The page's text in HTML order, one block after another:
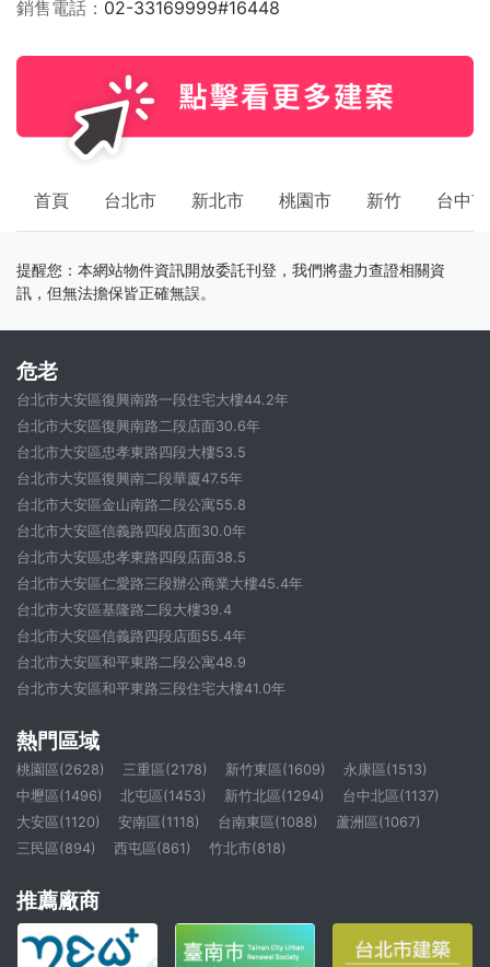
銷售電話
02-33169999#16448
首頁 台北市 新北市 桃園市 新竹 台中市
提醒您：本網站物件資訊開放委託刊登，我們將盡力查證相關資
訊，但無法擔保皆正確無誤。
危老
台北市大安區復興南路一段住宅大樓44.2年
台北市大安區復興南路二段店面30.6年
台北市大安區忠孝東路四段大樓53.5
台北市大安區復興南二段華廈47.5年
台北市大安區金山南路二段公寓55.8
台北市大安區信義路四段店面30.0年
台北市大安區忠孝東路四段店面38.5
台北市大安區仁愛路三段辦公商業大樓45.4年
台北市大安區基隆路二段大樓39.4
台北市大安區信義路四段店面55.4年
台北市大安區和平東路二段公寓48.9
台北市大安區和平東路三段住宅大樓41.0年
熱門區域
桃園區(2628) 三重區(2178) 新竹東區(1609)
永康區(1513)
中壢區(1496)
北屯區(1453) 新竹北區(1294)
台中北區(1137)
大安區(1120)
安南區(1118) 台南東區(1088)
蘆洲區(1067)
三民區(894)
西屯區(861) 竹北市(818)
推薦廠商